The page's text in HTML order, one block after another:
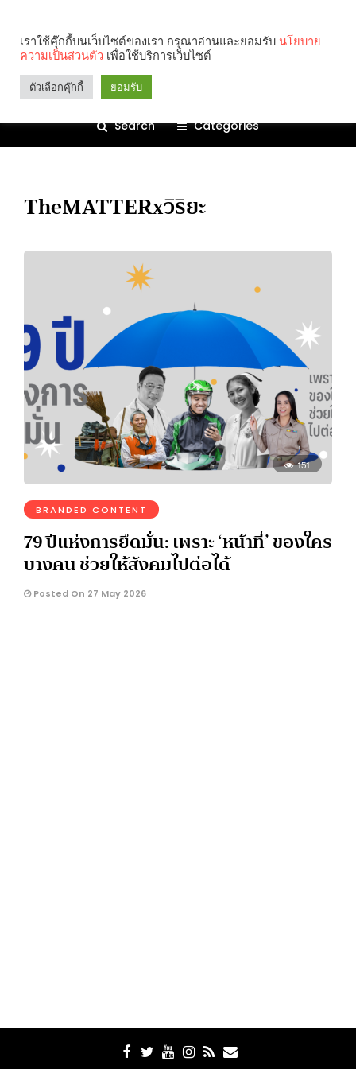
Search Categories
TheMATTERxวิริยะ
151
BRANDED CONTENT
79 ปีแห่งการยึดมั่น: เพราะ ‘หน้าที่’ ของใคร
บางคน ช่วยให้สังคมไปต่อได้
Posted On 27 May 2026
เราใช้คุ๊กกี้บนเว็บไซต์ของเรา กรุณาอ่านและยอมรับ นโยบาย
ความเป็นส่วนตัว เพื่อใช้บริการเว็บไซต์
ตัวเลือกคุ๊กกี้ ยอมรับ